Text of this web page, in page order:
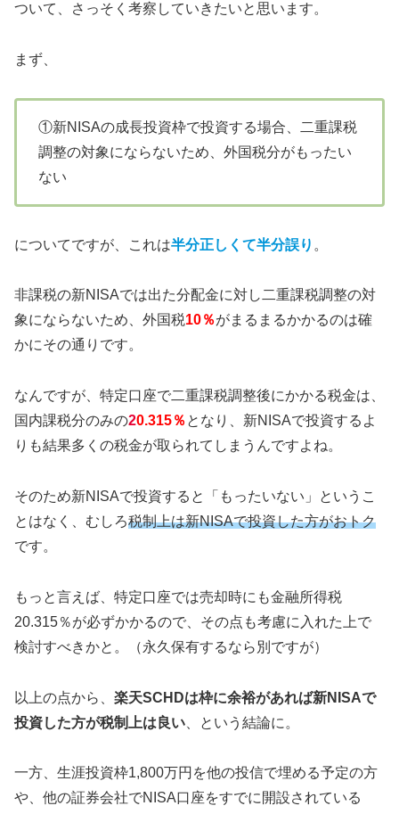
ついて、さっそく考察していきたいと思います。
まず、
①新NISAの成長投資枠で投資する場合、二重課税
調整の対象にならないため、外国税分がもったい
ない
についてですが、これは半分正しくて半分誤り 。
非課税の新NISAでは出た分配金に対し二重課税調整の対
象にならないため、外国税10％がまるまるかかるのは確
かにその通りです。
なんですが、特定口座で二重課税調整後にかかる税金は、
国内課税分のみの20.315％ となり、新NISAで投資するよ
りも結果多くの税金が取られてしまうんですよね。
そのため新NISAで投資すると「もったいない」というこ
とはなく、むしろ税制上は新NISAで投資した方がおトク
です。
もっと言えば、特定口座では売却時にも金融所得税
20.315％が必ずかかるので、その点も考慮に入れた上で
検討すべきかと。（永久保有するなら別ですが）
以上の点から、 楽天SCHDは枠に余裕があれば新NISAで
投資した方が税制上は良い 、という結論に。
一方、生涯投資枠1,800万円を他の投信で埋める予定の方
や、他の証券会社でNISA口座をすでに開設されている